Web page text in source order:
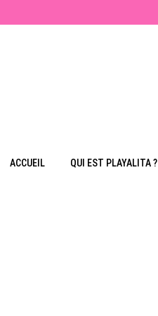
ACCUEIL QUI EST PLAYALITA ?